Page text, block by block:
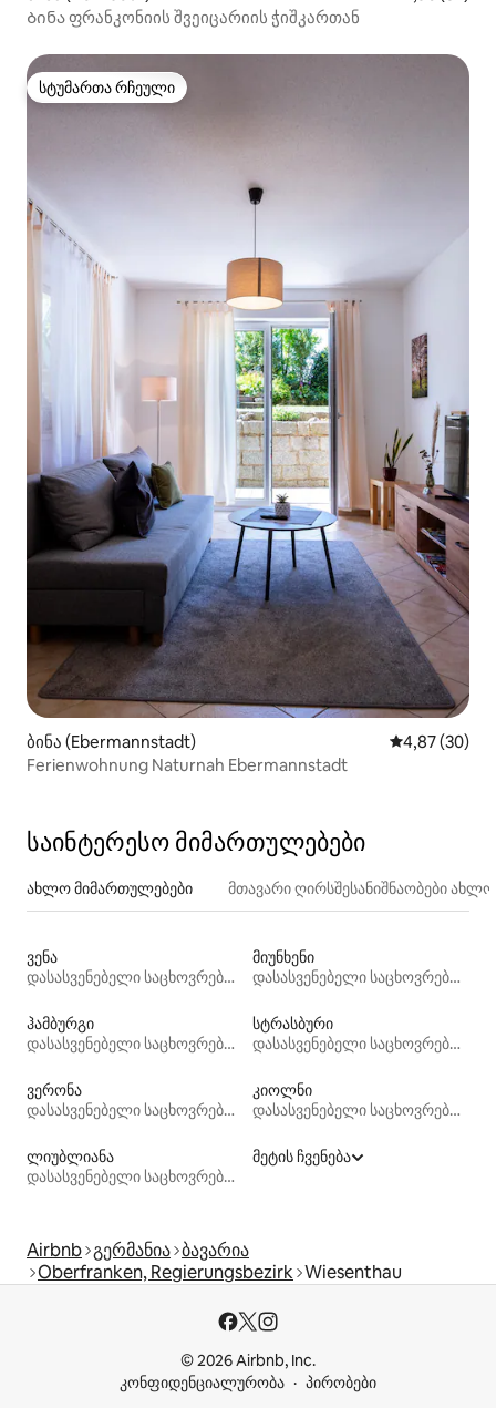
Ბინა ფრანკონიის შვეიცარიის ჭიშკართან
სტუმართა რჩეული
სტუმართა რჩეული
ბინა (Ebermannstadt) საშუალო
4,87 (30)
Ferienwohnung Naturnah Ebermannstadt
საინტერესო მიმართულებები
ახლო მიმართულებები მთავარი ღირსშესანიშნაობები
ვენა
დასასვენებელი საცხოვრებლები
მიუნხენი
დასასვენებელი საცხოვრებლები
ჰამბურგი
დასასვენებელი საცხოვრებლები
სტრასბური
დასასვენებელი საცხოვრებლები
ვერონა
დასასვენებელი საცხოვრებლები
კიოლნი
დასასვენებელი საცხოვრებლები
ლიუბლიანა
დასასვენებელი საცხოვრებლები
მეტის ჩვენება
Airbnb გერმანია ბავარია
Oberfranken, Regierungsbezirk Wiesenthau
© 2026 Airbnb, Inc.
კონფიდენციალურობა
პირობები